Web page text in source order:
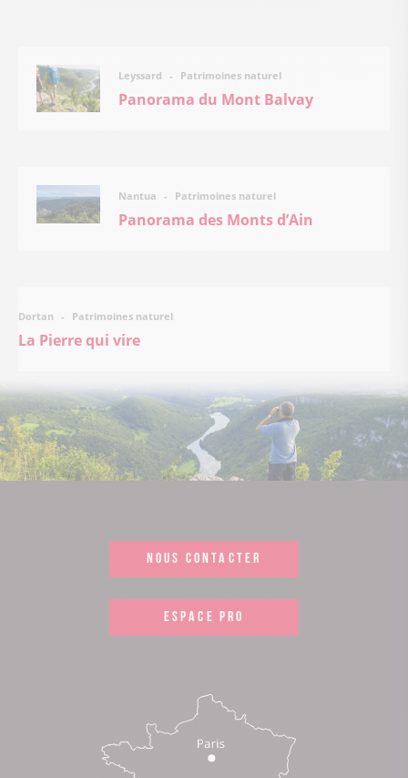
Leyssard Patrimoines naturel
Panorama du Mont Balvay
Nantua Patrimoines naturel
Panorama des Monts d’Ain
Dortan Patrimoines naturel
La Pierre qui vire
NOUS CONTACTER
ESPACE PRO